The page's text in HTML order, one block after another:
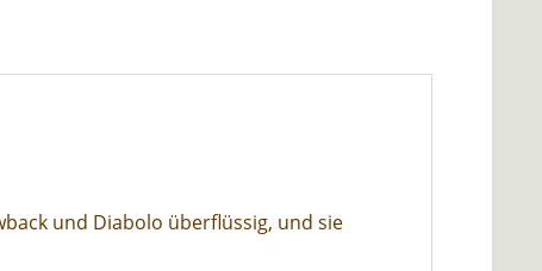
und Diabolo überflüssig, und sie